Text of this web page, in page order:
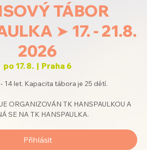
TÁBOR
➤ 17. - 21.8.
2026
po 17. 8.
  |
Praha 6
14 let. Kapacita tábora je 25 dětí.
ORGANIZOVÁN TK HANSPAULKOU A
SE NA TK HANSPAULKA.
Přihlásit